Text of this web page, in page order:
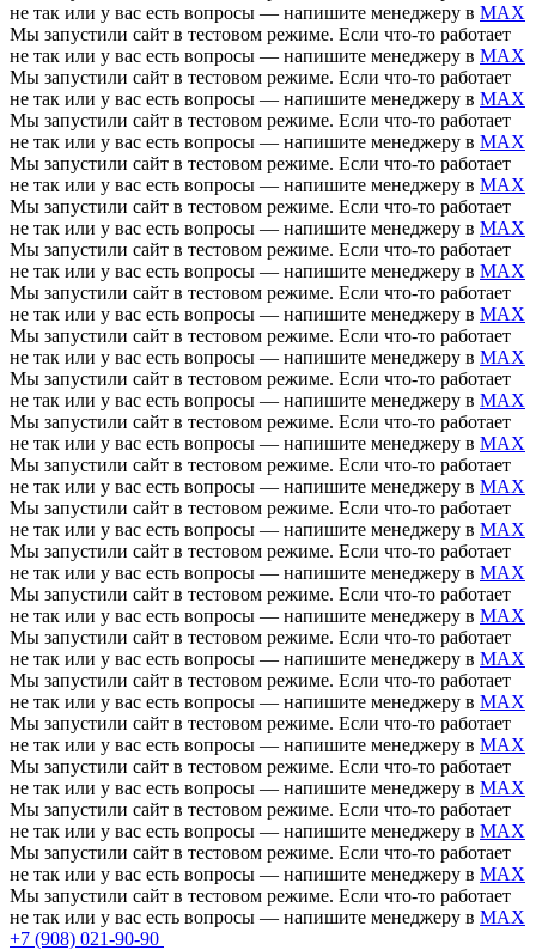
не так или у вас есть вопросы — напишите менеджеру в MAX
Мы запустили сайт в тестовом режиме. Если что-то работает
не так или у вас есть вопросы — напишите менеджеру в MAX
Мы запустили сайт в тестовом режиме. Если что-то работает
не так или у вас есть вопросы — напишите менеджеру в MAX
Мы запустили сайт в тестовом режиме. Если что-то работает
не так или у вас есть вопросы — напишите менеджеру в MAX
Мы запустили сайт в тестовом режиме. Если что-то работает
не так или у вас есть вопросы — напишите менеджеру в MAX
Мы запустили сайт в тестовом режиме. Если что-то работает
не так или у вас есть вопросы — напишите менеджеру в MAX
Мы запустили сайт в тестовом режиме. Если что-то работает
не так или у вас есть вопросы — напишите менеджеру в MAX
Мы запустили сайт в тестовом режиме. Если что-то работает
не так или у вас есть вопросы — напишите менеджеру в MAX
Мы запустили сайт в тестовом режиме. Если что-то работает
не так или у вас есть вопросы — напишите менеджеру в MAX
Мы запустили сайт в тестовом режиме. Если что-то работает
не так или у вас есть вопросы — напишите менеджеру в MAX
Мы запустили сайт в тестовом режиме. Если что-то работает
не так или у вас есть вопросы — напишите менеджеру в MAX
Мы запустили сайт в тестовом режиме. Если что-то работает
не так или у вас есть вопросы — напишите менеджеру в MAX
Мы запустили сайт в тестовом режиме. Если что-то работает
не так или у вас есть вопросы — напишите менеджеру в MAX
Мы запустили сайт в тестовом режиме. Если что-то работает
не так или у вас есть вопросы — напишите менеджеру в MAX
Мы запустили сайт в тестовом режиме. Если что-то работает
не так или у вас есть вопросы — напишите менеджеру в MAX
Мы запустили сайт в тестовом режиме. Если что-то работает
не так или у вас есть вопросы — напишите менеджеру в MAX
Мы запустили сайт в тестовом режиме. Если что-то работает
не так или у вас есть вопросы — напишите менеджеру в MAX
Мы запустили сайт в тестовом режиме. Если что-то работает
не так или у вас есть вопросы — напишите менеджеру в MAX
Мы запустили сайт в тестовом режиме. Если что-то работает
не так или у вас есть вопросы — напишите менеджеру в MAX
Мы запустили сайт в тестовом режиме. Если что-то работает
не так или у вас есть вопросы — напишите менеджеру в MAX
Мы запустили сайт в тестовом режиме. Если что-то работает
не так или у вас есть вопросы — напишите менеджеру в MAX
Мы запустили сайт в тестовом режиме. Если что-то работает
не так или у вас есть вопросы — напишите менеджеру в MAX
+7 (908) 021-90-90